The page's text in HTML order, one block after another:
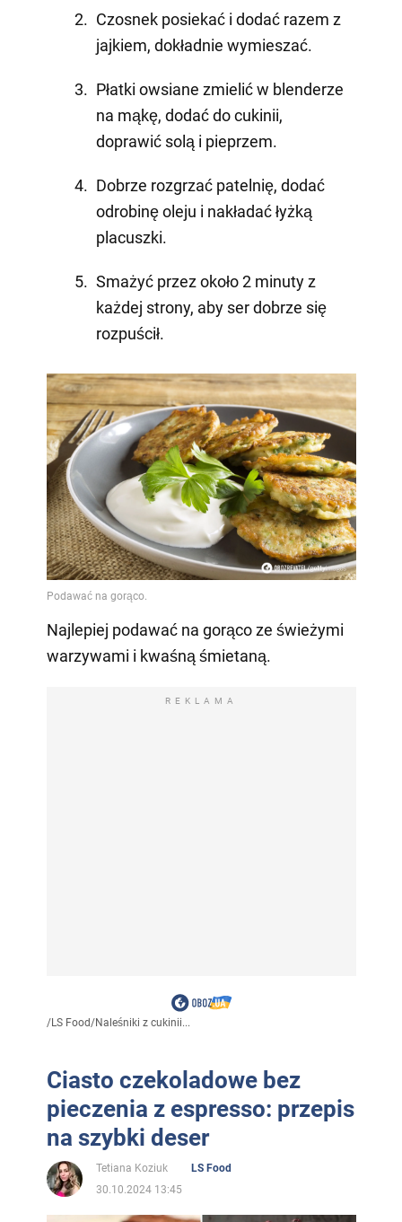
Czosnek posiekać i dodać razem z
jajkiem, dokładnie wymieszać.
Płatki owsiane zmielić w blenderze
na mąkę, dodać do cukinii,
doprawić solą i pieprzem.
Dobrze rozgrzać patelnię, dodać
odrobinę oleju i nakładać łyżką
placuszki.
Smażyć przez około 2 minuty z
każdej strony, aby ser dobrze się
rozpuścił.
Najlepiej podawać na gorąco ze świeżymi
warzywami i kwaśną śmietaną.
REKLAMA
/LS Food/Naleśniki z cukinii...
Ciasto czekoladowe bez
pieczenia z espresso: przepis
na szybki deser
Tetiana Koziuk
LS Food
30.10.2024 13:45